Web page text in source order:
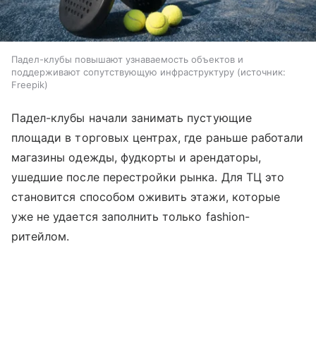
Падел-клубы повышают узнаваемость объектов и
поддерживают сопутствующую инфраструктуру
источник:
Freepik
Падел-клубы начали занимать пустующие
площади в торговых центрах, где раньше работали
магазины одежды, фудкорты и арендаторы,
ушедшие после перестройки рынка. Для ТЦ это
становится способом оживить этажи, которые
уже не удается заполнить только fashion-
ритейлом.